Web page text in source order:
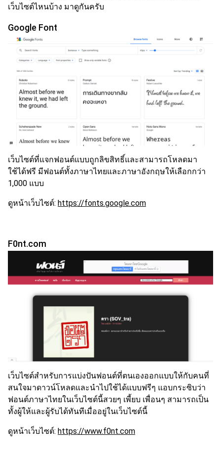
เว็บไซต์ไหนบ้าง มาดูกันครับ
Google Font
เว็บไซต์ที่แจกฟอนต์แบบถูกลิขสิทธิ์และสามารถโหลดมา
ใช้ได้ฟรี มีฟอนต์ทั้งภาษาไทยและภาษาอังกฤษให้เลือกกว่า
1,000 แบบ
ดูหน้าเว็บไซต์: https://fonts.google.com
F0nt.com
เว็บไซต์สำหรับการแบ่งปันฟอนต์ที่ตนเองออกแบบให้กับคนที่
สนใจมาดาวน์โหลดและนำไปใช้ได้แบบฟรีๆ แอบกระซิบว่า
ฟอนต์ภาษาไทยในเว็บไซต์นี้สวยๆ เพี้ยบ เพื่อนๆ สามารถเป็น
ทั้งผู้ให้และผู้รับได้ทันทีเมื่ออยู่ในเว็บไซต์นี้
ดูหน้าเว็บไซต์: https://www.f0nt.com